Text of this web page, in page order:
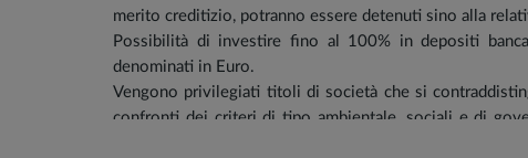
merito creditizio, potranno essere detenuti sino alla
Possibilità di investire fino al 100% in depositi
denominati in Euro.
Vengono privilegiati titoli di società che si
confronti dei criteri di tipo ambientale, sociali e di
corporate Governance factors” - ESG), pertanto il